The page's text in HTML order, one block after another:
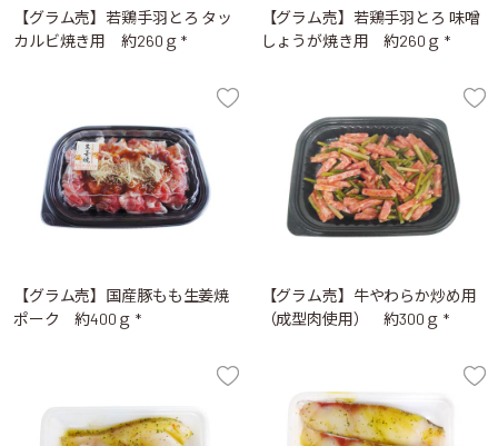
【グラム売】若鶏手羽とろ タッ
カルビ焼き用 約260ｇ *
【グラム売】若鶏手羽とろ 味噌
しょうが焼き用 約260ｇ *
【グラム売】国産豚もも生姜焼
ポーク 約400ｇ *
【グラム売】牛やわらか炒め用
（成型肉使用） 約300ｇ *